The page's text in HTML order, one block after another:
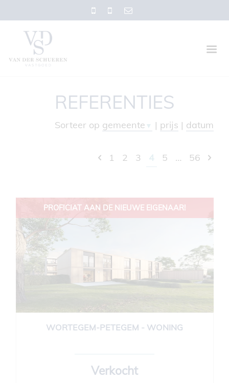
REFERENTIES
Sorteer op gemeente ▼ | prijs | datum
1 2 3 4 5 … 56
PROFICIAT AAN DE NIEUWE EIGENAAR!
148 m² 3 1
WORTEGEM-PETEGEM - WONING
Verkocht